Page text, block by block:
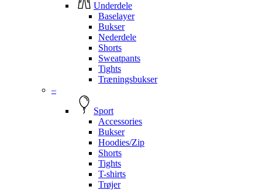
Underdele
Baselayer
Bukser
Nederdele
Shorts
Sweatpants
Tights
Træningsbukser
–
Sport
Accessories
Bukser
Hoodies/Zip
Shorts
Tights
T-shirts
Trøjer